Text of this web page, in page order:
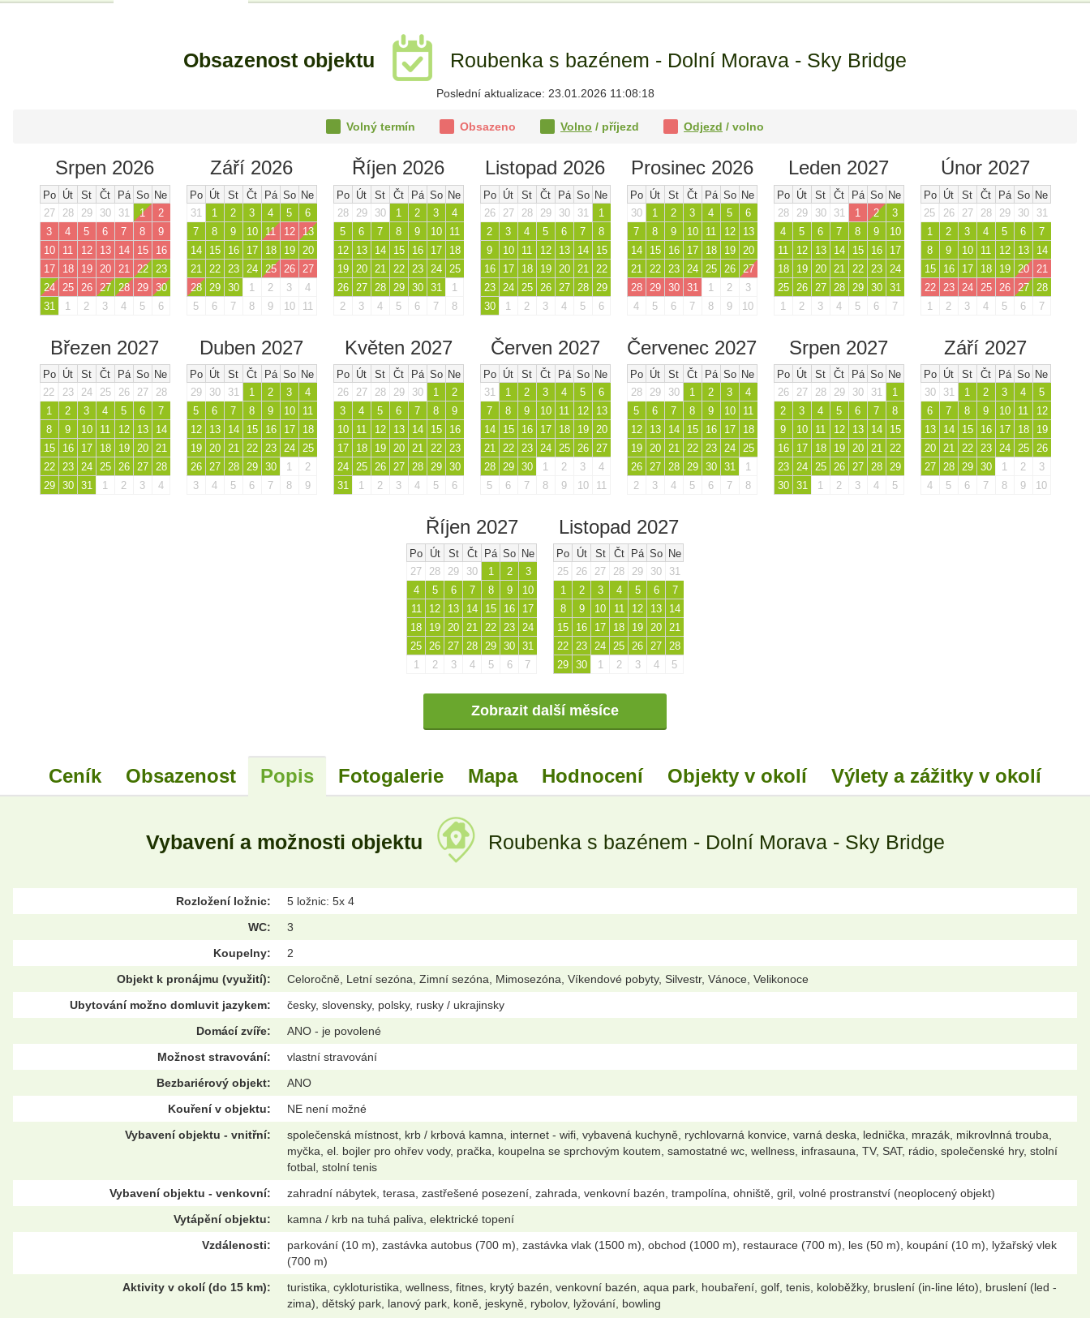
Obsazenost objektu Roubenka s bazénem - Dolní Morava - Sky Bridge
Poslední aktualizace: 23.01.2026 11:08:18
Volný termín Obsazeno Volno / příjezd Odjezd / volno
Srpen 2026
Po Út St Čt Pá So Ne
27
28 29 30 31 1
2
3
4 5 6 7 8
9
10
11 12 13 14 15
16
17
18 19 20 21 22
23
24
25 26 27 28 29
30
31
1 2 3 4 5 6
Září 2026
Po Út St Čt Pá So Ne
31
1 2 3 4 5
6
7
8 9 10 11 12
13
14
15 16 17 18 19
20
21
22 23 24 25 26
27
28
29 30 1 2 3
4
5
6 7 8 9 10 11
Říjen 2026
Po Út St Čt Pá So Ne
28
29 30 1 2 3
4
5
6 7 8 9 10
11
12
13 14 15 16 17
18
19
20 21 22 23 24
25
26
27 28 29 30 31
1
2
3 4 5 6 7 8
Listopad 2026
Po Út St Čt Pá So Ne
26
27 28 29 30 31
1
2
3 4 5 6 7
8
9
10 11 12 13 14
15
16
17 18 19 20 21
22
23
24 25 26 27 28
29
30
1 2 3 4 5 6
Prosinec 2026
Po Út St Čt Pá So Ne
30
1 2 3 4 5
6
7
8 9 10 11 12
13
14
15 16 17 18 19
20
21
22 23 24 25 26
27
28
29 30 31 1 2
3
4
5 6 7 8 9 10
Leden 2027
Po Út St Čt Pá So Ne
28
29 30 31 1 2
3
4
5 6 7 8 9
10
11
12 13 14 15 16
17
18
19 20 21 22 23
24
25
26 27 28 29 30
31
1
2 3 4 5 6 7
Únor 2027
Po Út St Čt Pá So Ne
25
26 27 28 29 30
31
1
2 3 4 5 6
7
8
9 10 11 12 13
14
15
16 17 18 19 20
21
22
23 24 25 26 27
28
1
2 3 4 5 6 7
Březen 2027
Po Út St Čt Pá So Ne
22
23 24 25 26 27
28
1
2 3 4 5 6
7
8
9 10 11 12 13
14
15
16 17 18 19 20
21
22
23 24 25 26 27
28
29
30 31 1 2 3 4
Duben 2027
Po Út St Čt Pá So Ne
29
30 31 1 2 3
4
5
6 7 8 9 10
11
12
13 14 15 16 17
18
19
20 21 22 23 24
25
26
27 28 29 30 1
2
3
4 5 6 7 8 9
Květen 2027
Po Út St Čt Pá So Ne
26
27 28 29 30 1
2
3
4 5 6 7 8
9
10
11 12 13 14 15
16
17
18 19 20 21 22
23
24
25 26 27 28 29
30
31
1 2 3 4 5 6
Červen 2027
Po Út St Čt Pá So Ne
31
1 2 3 4 5
6
7
8 9 10 11 12
13
14
15 16 17 18 19
20
21
22 23 24 25 26
27
28
29 30 1 2 3
4
5
6 7 8 9 10 11
Červenec 2027
Po Út St Čt Pá So Ne
28
29 30 1 2 3
4
5
6 7 8 9 10
11
12
13 14 15 16 17
18
19
20 21 22 23 24
25
26
27 28 29 30 31
1
2
3 4 5 6 7 8
Srpen 2027
Po Út St Čt Pá So Ne
26
27 28 29 30 31
1
2
3 4 5 6 7
8
9
10 11 12 13 14
15
16
17 18 19 20 21
22
23
24 25 26 27 28
29
30
31 1 2 3 4 5
Září 2027
Po Út St Čt Pá So Ne
30
31 1 2 3 4
5
6
7 8 9 10 11
12
13
14 15 16 17 18
19
20
21 22 23 24 25
26
27
28 29 30 1 2
3
4
5 6 7 8 9 10
Říjen 2027
Po Út St Čt Pá So Ne
27
28 29 30 1 2
3
4
5 6 7 8 9
10
11
12 13 14 15 16
17
18
19 20 21 22 23 24
25 26 27 28 29 30 31
1
2 3 4 5 6 7
Listopad 2027
Po Út St Čt Pá So Ne
25
26 27 28 29 30
31
1
2 3 4 5 6
7
8
9 10 11 12 13
14
15
16 17 18 19 20 21
22 23 24 25 26 27 28
29 30 1 2 3 4 5
Zobrazit další měsíce
Ceník Obsazenost Popis Fotogalerie Mapa Hodnocení Objekty v okolí Výlety a zážitky v okolí
Vybavení a možnosti objektu Roubenka s bazénem - Dolní Morava - Sky Bridge
Rozložení ložnic:
5 ložnic: 5x 4
WC:
3
Koupelny:
2
Objekt k pronájmu (využití):
Celoročně, Letní sezóna, Zimní sezóna, Mimosezóna, Víkendové pobyty, Silvestr, Vánoce, Velikonoce
Ubytování možno domluvit jazykem:
česky, slovensky, polsky, rusky / ukrajinsky
Domácí zvíře:
ANO - je povolené
Možnost stravování:
vlastní stravování
Bezbariérový objekt:
ANO
Kouření v objektu:
NE není možné
Vybavení objektu - vnitřní:
společenská místnost, krb / krbová kamna, internet - wifi, vybavená kuchyně, rychlovarná konvice, varná deska, lednička, mrazák, mikrovlnná trouba,
myčka, el. bojler pro ohřev vody, pračka, koupelna se sprchovým koutem, samostatné wc, wellness, infrasauna, TV, SAT, rádio, společenské hry, stolní
fotbal, stolní tenis
Vybavení objektu - venkovní:
zahradní nábytek, terasa, zastřešené posezení, zahrada, venkovní bazén, trampolína, ohniště, gril, volné prostranství (neoplocený objekt)
Vytápění objektu:
kamna / krb na tuhá paliva, elektrické topení
Vzdálenosti:
parkování (10 m), zastávka autobus (700 m), zastávka vlak (1500 m), obchod (1000 m), restaurace (700 m), les (50 m), koupání (10 m), lyžařský vlek
(700 m)
Aktivity v okolí (do 15 km):
turistika, cykloturistika, wellness, fitnes, krytý bazén, venkovní bazén, aqua park, houbaření, golf, tenis, koloběžky, bruslení (in-line léto), bruslení (led -
zima), dětský park, lanový park, koně, jeskyně, rybolov, lyžování, bowling